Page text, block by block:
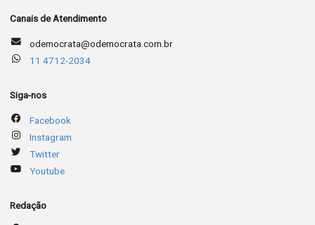
Canais de Atendimento
odemocrata@odemocrata.com.br
11 4712-2034
Siga-nos
Facebook
Instagram
Twitter
Youtube
Redação